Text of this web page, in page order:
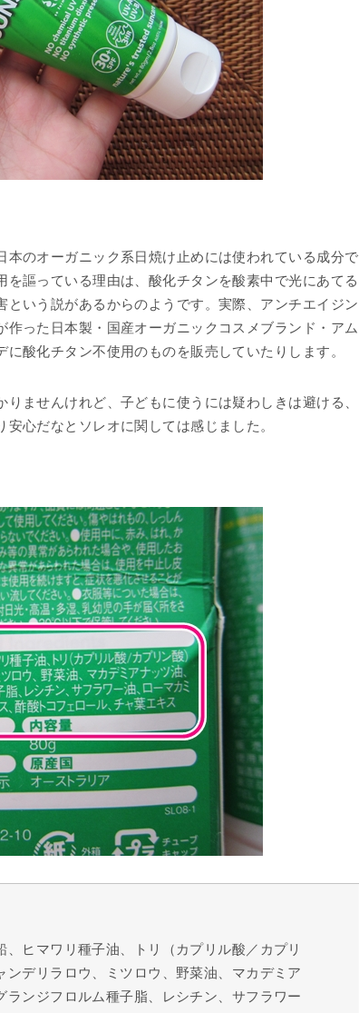
本のオーガニック系日焼け止めには使われている成分で
を謳っている理由は、酸化チタンを酸素中で光にあてる
という説があるからのようです。実際、アンチエイジン
作った日本製・国産オーガニックコスメブランド・アム
に酸化チタン不使用のものを販売していたりします。
ませんけれど、子どもに使うには疑わしきは避ける、
心だなとソレオに関しては感じました。
、ヒマワリ種子油、トリ（カプリル酸／カプリ
ンデリラロウ、ミツロウ、野菜油、マカデミア
ランジフロルム種子脂、レシチン、サフラワー